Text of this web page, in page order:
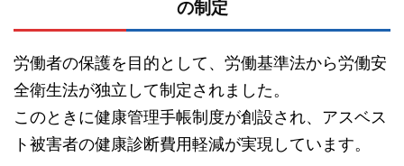
の制定
労働者の保護を目的として、労働基準法から労働安
全衛生法が独立して制定されました。
このときに健康管理手帳制度が創設され、アスベス
ト被害者の健康診断費用軽減が実現しています。